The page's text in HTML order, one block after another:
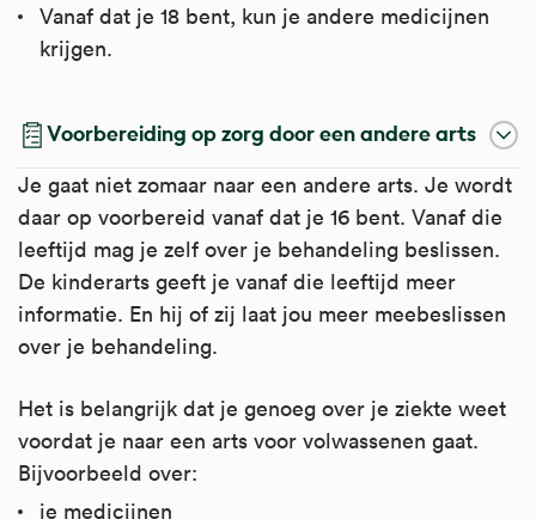
Vanaf dat je 18 bent, kun je andere medicijnen
krijgen.
Voorbereiding op zorg door een andere arts
Je gaat niet zomaar naar een andere arts. Je wordt
daar op voorbereid vanaf dat je 16 bent. Vanaf die
leeftijd mag je zelf over je behandeling beslissen.
De kinderarts geeft je vanaf die leeftijd meer
informatie. En hij of zij laat jou meer meebeslissen
over je behandeling.
Het is belangrijk dat je genoeg over je ziekte weet
voordat je naar een arts voor volwassenen gaat.
Bijvoorbeeld over:
je medicijnen